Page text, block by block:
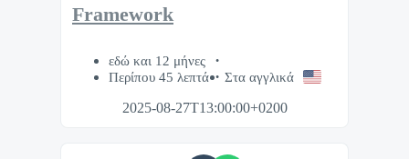
Framework
εδώ και 12 μήνες
Περίπου 45 λεπτά
Στα αγγλικά
2025-08-27T13:00:00+0200